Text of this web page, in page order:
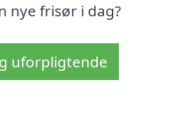
nye frisør i dag?
uforpligtende